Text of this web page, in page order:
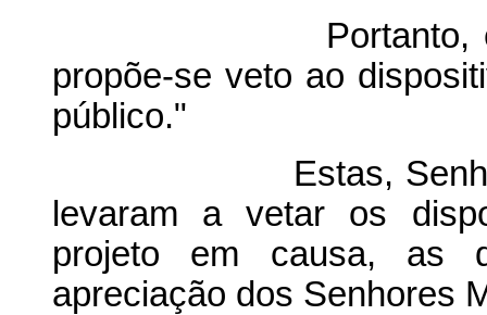
Portanto, em
propõe-se veto ao
público."
Estas, Senhor
levaram a vetar os
projeto em causa, as
apreciação dos Senhores